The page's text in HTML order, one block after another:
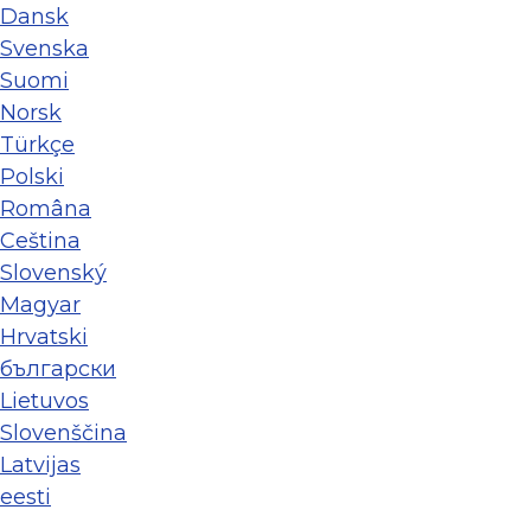
Dansk
Svenska
Suomi
Norsk
Türkçe
Polski
Româna
Ceština
Slovenský
Magyar
Hrvatski
български
Lietuvos
Slovenščina
Latvijas
eesti